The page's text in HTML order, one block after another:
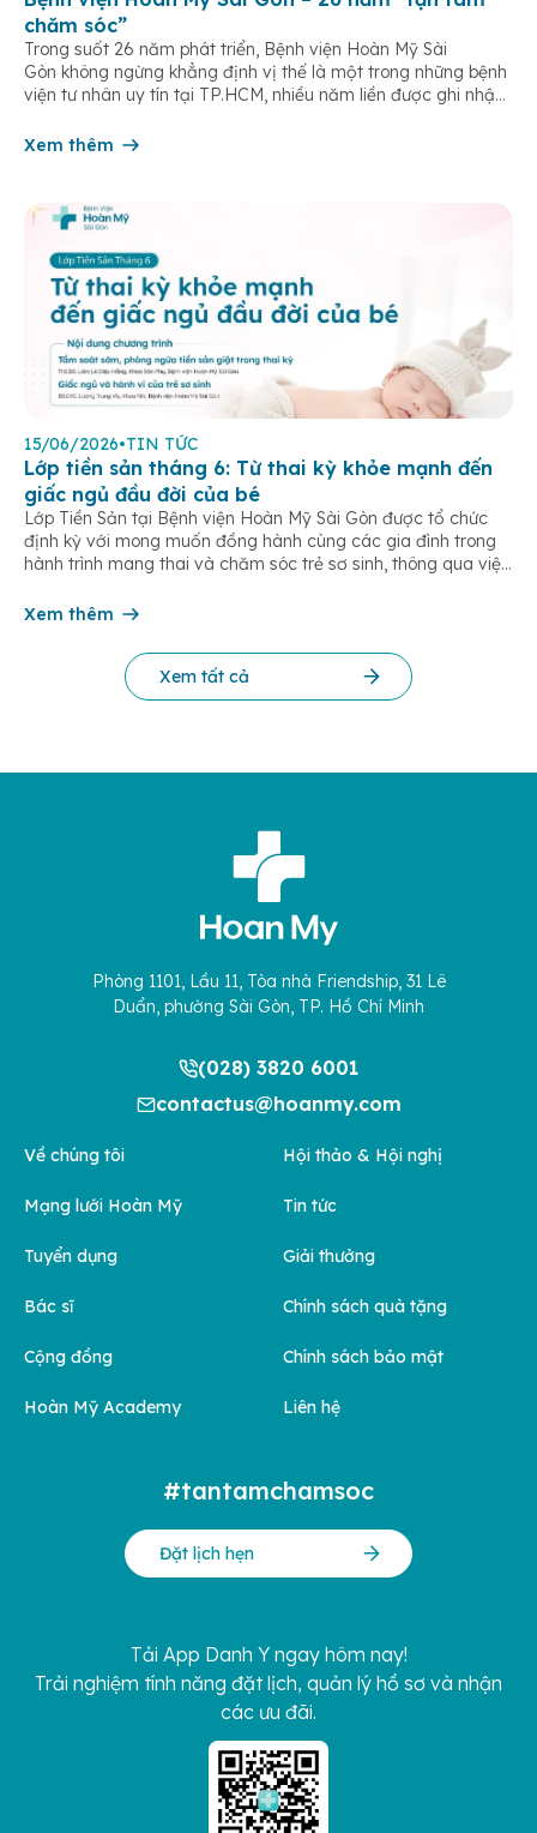
chăm sóc”
Trong suốt 26 năm phát triển, Bệnh viện Hoàn Mỹ Sài
Gòn không ngừng khẳng định vị thế là một trong những bệnh
viện tư nhân uy tín tại TP.HCM, nhiều năm liền được ghi nhận
tiêu chí đánh giá của Bộ y tế. Điều tạo nên giá trị của […]
Xem thêm
15/06/2026•TIN TỨC
Lớp tiền sản tháng 6: Từ thai kỳ khỏe mạnh đến
giấc ngủ đầu đời của bé
Lớp Tiền Sản tại Bệnh viện Hoàn Mỹ Sài Gòn được tổ chức
định kỳ với mong muốn đồng hành cùng các gia đình trong
hành trình mang thai và chăm sóc trẻ sơ sinh, thông qua việc
kỳ và sau sinh. Trong tháng 6/2026, chương […]
Xem thêm
Xem tất cả
Phòng 1101, Lầu 11, Tòa nhà Friendship, 31 Lê
Duẩn, phường Sài Gòn, TP. Hồ Chí Minh
(028) 3820 6001
contactus@hoanmy.com
Về chúng tôi
Mạng lưới Hoàn Mỹ
Tuyển dụng
Bác sĩ
Cộng đồng
Hoàn Mỹ Academy
Hội thảo & Hội nghị
Tin tức
Giải thưởng
Chính sách quà tặng
Chính sách bảo mật
Liên hệ
#tantamchamsoc
Đặt lịch hẹn
Tải App Danh Y ngay hôm nay!
Trải nghiệm tính năng đặt lịch, quản lý hồ sơ và nhận
các ưu đãi.